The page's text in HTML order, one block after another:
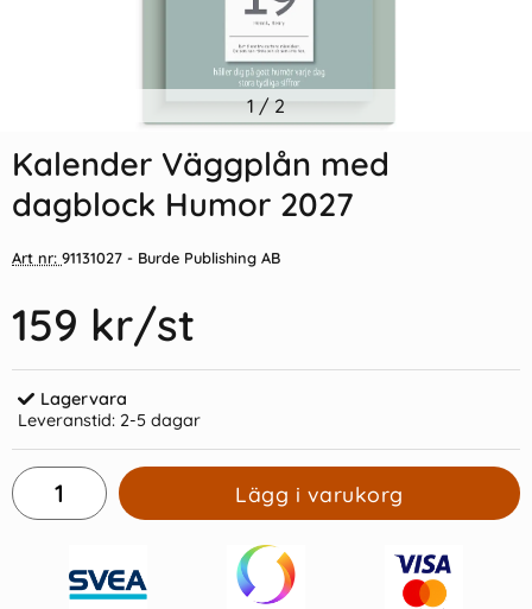
svart
55 kr/st 35 kr/st
1 / 2
Kalender Väggplån med
dagblock Humor 2027
Art nr: 91131027 - Burde Publishing AB
159 kr/st
Lagervara
Leveranstid: 2-5 dagar
Lägg i varukorg